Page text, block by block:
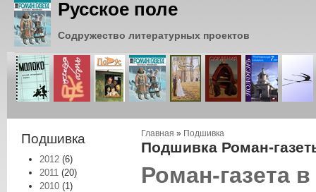
Русское поле
Содружество литературных проектов
Подшивка
2012 (6)
2011 (20)
2010 (1)
Вы здесь
Главная » Подшивка
Подшивка Роман-
Роман-газета